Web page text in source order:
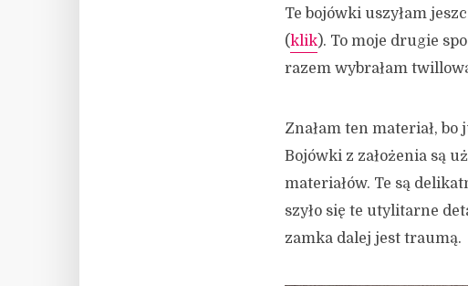
Te bojówki uszyłam
(klik). To moje drugie
razem wybrałam
Znałam ten materiał, bo
Bojówki z założenia są
materiałów. Te są
szyło się te utylitarne
zamka dalej jest traumą.